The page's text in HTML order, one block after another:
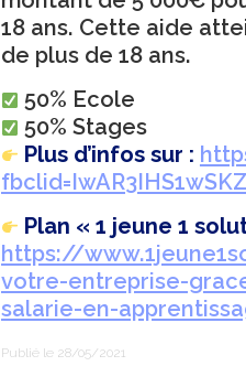
18 ans. Cette aide
de plus de 18 ans.
50% Ecole
50% Stages
Plus d’infos sur :
Plan « 1 jeune 1
https://
votre-entreprise-
salarie-en-
Publié le 28/05/2021